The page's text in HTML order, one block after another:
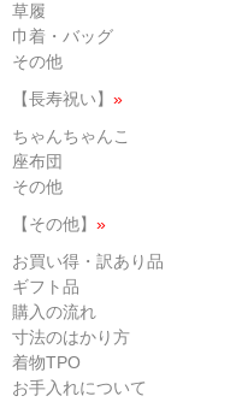
草履
巾着・バッグ
その他
【長寿祝い】 »
ちゃんちゃんこ
座布団
その他
【その他】 »
お買い得・訳あり品
ギフト品
購入の流れ
寸法のはかり方
着物TPO
お手入れについて